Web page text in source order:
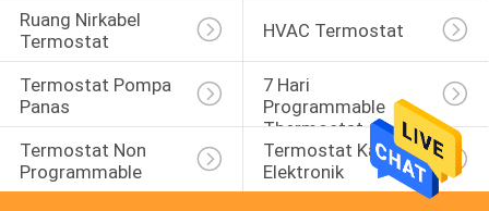
Ruang Nirkabel
Termostat
HVAC Termostat
Termostat Pompa
Panas
7 Hari
Programmable
Thermostat
Termostat Non
Programmable
Termostat Kamar
Elektronik